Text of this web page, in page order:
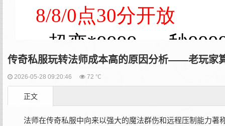
传奇私服玩转法师成本高的原因分析——老玩家
2026-05-28 09:20:46 72 ℃
正文
法师在传奇私服中向来以强大的魔法群伤和远程压制能力